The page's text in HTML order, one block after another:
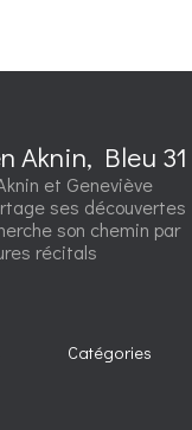
Aknin, Bleu 31
et Geneviève
ses découvertes
son chemin par
récitals
Catégories